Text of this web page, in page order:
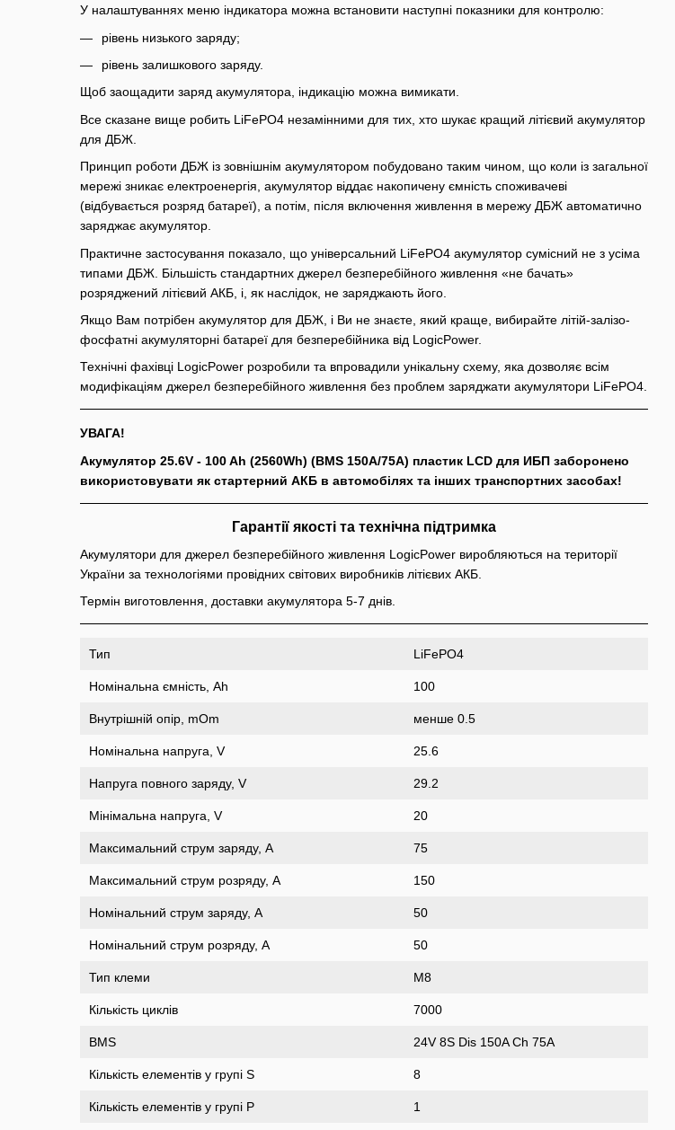
У налаштуваннях меню індикатора можна встановити наступні показники для контролю:
рівень низького заряду;
рівень залишкового заряду.
Щоб заощадити заряд акумулятора, індикацію можна вимикати.
Все сказане вище робить LiFePO4 незамінними для тих, хто шукає кращий літієвий акумулятор
для ДБЖ.
Принцип роботи ДБЖ із зовнішнім акумулятором побудовано таким чином, що коли із загальної
мережі зникає електроенергія, акумулятор віддає накопичену ємність споживачеві
(відбувається розряд батареї), а потім, після включення живлення в мережу ДБЖ автоматично
заряджає акумулятор.
Практичне застосування показало, що універсальний LiFePO4 акумулятор сумісний не з усіма
типами ДБЖ. Більшість стандартних джерел безперебійного живлення «не бачать»
розряджений літієвий АКБ, і, як наслідок, не заряджають його.
Якщо Вам потрібен акумулятор для ДБЖ, і Ви не знаєте, який краще, вибирайте літій-залізо-
фосфатні акумуляторні батареї для безперебійника від LogicPower.
Технічні фахівці LogicPower розробили та впровадили унікальну схему, яка дозволяє всім
модифікаціям джерел безперебійного живлення без проблем заряджати акумулятори LiFePO4.
УВАГА!
Акумулятор 25.6V - 100 Ah (2560Wh) (BMS 150A/75А) пластик LCD для ИБП заборонено
використовувати як стартерний АКБ в автомобілях та інших транспортних засобах!
Гарантії якості та технічна підтримка
Акумулятори для джерел безперебійного живлення LogicPower виробляються на території
України за технологіями провідних світових виробників літієвих АКБ.
Термін виготовлення, доставки акумулятора 5-7 днів.
Тип LiFePO4
Номінальна ємність, Ah 100
Внутрішній опір, mOm менше 0.5
Номінальна напруга, V 25.6
Напруга повного заряду, V 29.2
Мінімальна напруга, V 20
Максимальний струм заряду, A 75
Максимальний струм розряду, A 150
Номінальний струм заряду, A 50
Номінальний струм розряду, A 50
Тип клеми М8
Кількість циклів 7000
BMS 24V 8S Dis 150A Ch 75А
Кількість елементів у групі S 8
Кількість елементів у групі Р 1